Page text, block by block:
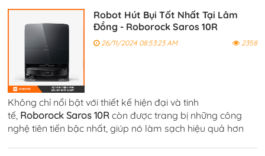
Robot Hút Bụi Tốt Nhất Tại Lâm
Đồng - Roborock Saros 10R
26/11/2024 08:53:23 AM 2358
Không chỉ nổi bật với thiết kế hiện đại và tinh
tế, Roborock Saros 10R còn được trang bị những công
nghệ tiên tiến bậc nhất, giúp nó làm sạch hiệu quả hơn